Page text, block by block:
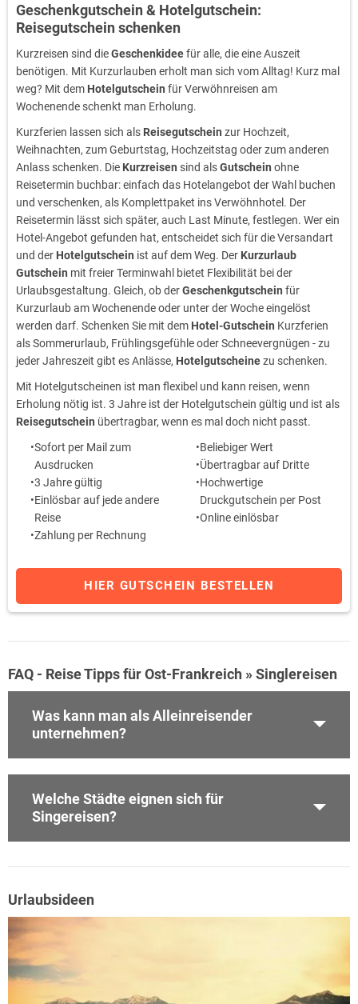
Geschenkgutschein & Hotelgutschein:
Reisegutschein schenken
Kurzreisen sind dieGeschenkideefür alle, die eine Auszeit
benötigen. Mit Kurzurlauben erholt man sich vom Alltag! Kurz mal
weg? Mit dem Hotelgutschein für Verwöhnreisen am
Wochenende schenkt man Erholung.
Kurzferien lassen sich als Reisegutschein zur Hochzeit,
Weihnachten, zum Geburtstag, Hochzeitstag oder zum anderen
Anlass schenken. Die Kurzreisen sind alsGutschein ohne
Reisetermin buchbar: einfach das Hotelangebot der Wahl buchen
und verschenken, als Komplettpaket ins Verwöhnhotel. Der
Reisetermin lässt sich später, auch Last Minute, festlegen. Wer ein
Hotel-Angebot gefunden hat, entscheidet sich für die Versandart
und der Hotelgutschein ist auf dem Weg. Der Kurzurlaub
Gutschein mit freier Terminwahl bietet Flexibilität bei der
Urlaubsgestaltung. Gleich, ob derGeschenkgutschein für
Kurzurlaub am Wochenende oder unter der Woche eingelöst
werden darf. Schenken Sie mit dem Hotel-Gutschein Kurzferien
als Sommerurlaub, Frühlingsgefühle oder Schneevergnügen - zu
jeder Jahreszeit gibt es Anlässe, Hotelgutscheinezu schenken.
Mit Hotelgutscheinen ist man flexibel und kann reisen, wenn
Erholung nötig ist. 3 Jahre ist der Hotelgutschein gültig und ist als
Reisegutschein übertragbar, wenn es mal doch nicht passt.
Sofort per Mail zum
Ausdrucken
3 Jahre gültig
Einlösbar auf jede andere
Reise
Zahlung per Rechnung
Beliebiger Wert
Übertragbar auf Dritte
Hochwertige
Druckgutschein per Post
Online einlösbar
HIER GUTSCHEIN BESTELLEN
FAQ - Reise Tipps für Ost-Frankreich » Singlereisen
Was kann man als Alleinreisender
unternehmen?
Welche Städte eignen sich für
Singereisen?
Urlaubsideen